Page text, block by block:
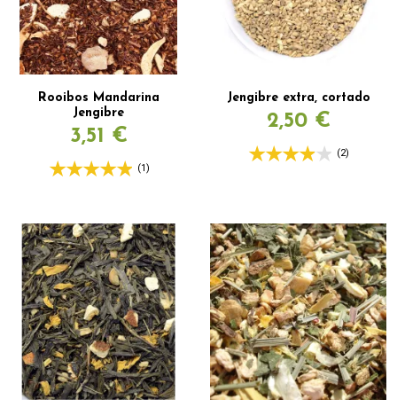
Rooibos Mandarina
Jengibre
3,51 €
(1)
Jengibre extra, cortado
2,50 €
(2)